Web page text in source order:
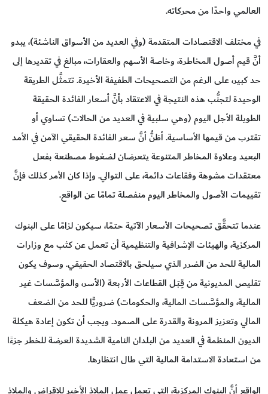
العالمي واحدًا من محركاته.
في مختلف الاقتصادات المتقدمة (وفي العديد من الأسواق الناشئة)، يبدو
أنَّ قيم أصول المخاطرة، وخاصة الأسهم والعقارات، مبالغ في تقديرها إلى
حد كبير، على الرغم من التصحيحات الطفيفة الأخيرة. تتمثَّل الطريقة
الوحيدة لتجنُّب هذه النتيجة في الاعتقاد بأنَّ أسعار الفائدة الحقيقة
الطويلة الأجل اليوم (وهي سلبية في العديد من الحالات) تساوي أو
تقترب من قيمها الأساسية. أظنُّ أنَّ سعر الفائدة الحقيقي الآمن في الأمد
البعيد وعلاوة المخاطر المتنوعة يتعرضان لضغوط مصطنعة بفعل
معتقدات مشوهة وفقاعات دائمة، على التوالي. وإذا كان الأمر كذلك فإنَّ
تقييمات الأصول والمخاطر اليوم منفصلة تمامًا عن الواقع.
عندما تتحقَّق تصحيحات الأسعار الآتية حتمًا، سيكون لزامًا على البنوك
المركزية، والهيئات الإشرافية والتنظيمية أن تعمل عن كثب مع وزارات
المالية للحد من الضرر الذي سيلحق بالاقتصاد الحقيقي. وسوف يكون
تقليص المديونية من قِـبَـل القطاعات الأربعة (الأسر، والمؤسَّسات غير
المالية، والمؤسَّسات المالية، والحكومات) ضروريًّا للحد من الضعف
المالي وتعزيز المرونة والقدرة على الصمود. ويجب أن تكون إعادة هيكلة
الديون المنظمة في العديد من البلدان النامية الشديدة العرضة للخطر جزءًا
من استعادة الاستدامة المالية التي طال انتظارها.
الواقع أنَّ البنوك المركزية، التي تعمل عمل الملاذ الأخير للإقراض والملاذ